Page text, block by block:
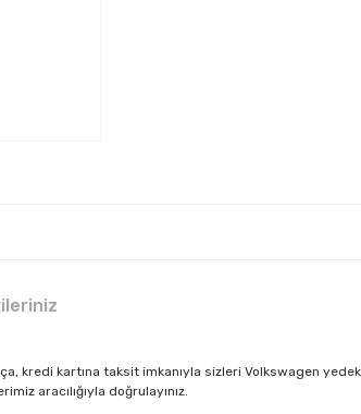
kredi kartına taksit imkanıyla sizleri Volkswagen
aracılığıyla doğrulayınız.